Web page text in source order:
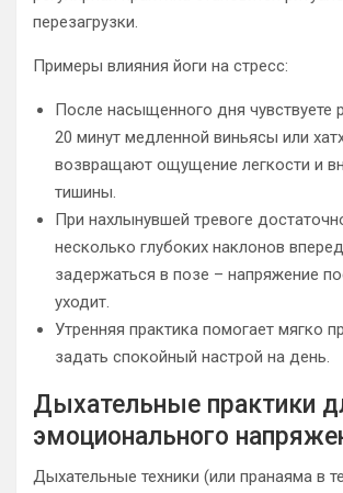
перезагрузки.
Примеры влияния йоги на стресс:
После насыщенного дня чувствуете
20 минут медленной виньясы или
возвращают ощущение легкости и
тишины.
При нахлынувшей тревоге
несколько глубоких наклонов
задержаться в позе – напряжение
уходит.
Утренняя практика помогает мягко
задать спокойный настрой на день.
Дыхательные практики
эмоционального
Дыхательные техники (или пранаяма в